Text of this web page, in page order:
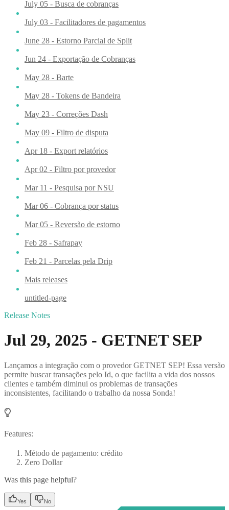
July 05 - Busca de cobranças
July 03 - Facilitadores de pagamentos
June 28 - Estorno Parcial de Split
Jun 24 - Exportação de Cobranças
May 28 - Barte
May 28 - Tokens de Bandeira
May 23 - Correções Dash
May 09 - Filtro de disputa
Apr 18 - Export relatórios
Apr 02 - Filtro por provedor
Mar 11 - Pesquisa por NSU
Mar 06 - Cobrança por status
Mar 05 - Reversão de estorno
Feb 28 - Safrapay
Feb 21 - Parcelas pela Drip
Mais releases
untitled-page
Release Notes
Jul 29, 2025 - GETNET SEP
Lançamos a integração com o provedor GETNET SEP! Essa versão
permite buscar transações pelo Id, o que facilita a vida dos nossos
clientes e também diminui os problemas de transações
inconsistentes, facilitando o trabalho da nossa Sonda!
Features:
Método de pagamento: crédito
Zero Dollar
Was this page helpful?
Yes No